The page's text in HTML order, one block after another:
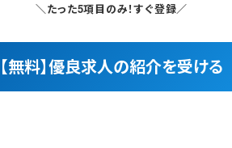
＼たった5項目のみ！すぐ登録／
【無料】優良求人の紹介を受ける